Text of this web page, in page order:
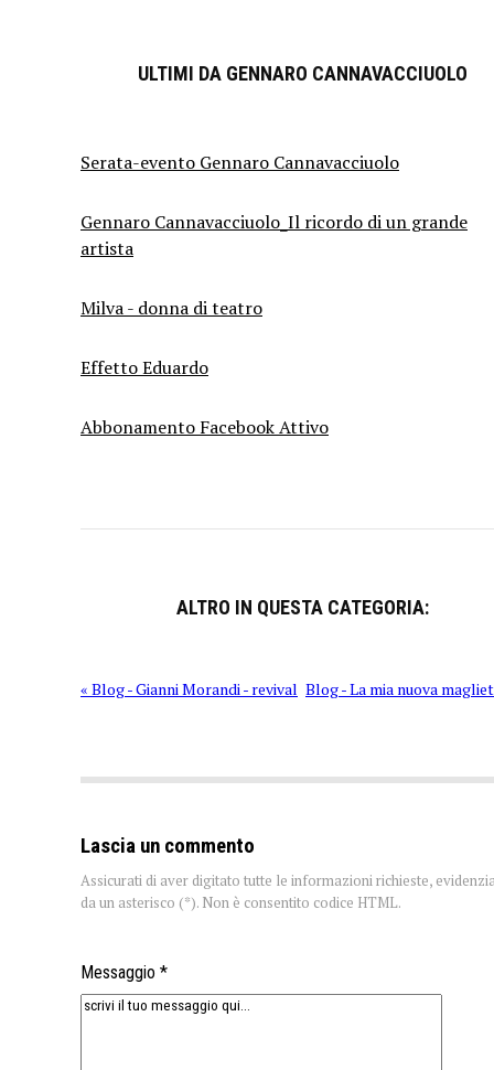
ULTIMI DA GENNARO CANNAVACCIUOLO
Serata-evento Gennaro Cannavacciuolo
Gennaro Cannavacciuolo_Il ricordo di un grande
artista
Milva - donna di teatro
Effetto Eduardo
Abbonamento Facebook Attivo
ALTRO IN QUESTA CATEGORIA:
« Blog - Gianni Morandi - revival Blog - La mia nuova
Lascia un commento
Assicurati di aver digitato tutte le informazioni richieste,
da un asterisco (*). Non è consentito codice HTML.
Messaggio *